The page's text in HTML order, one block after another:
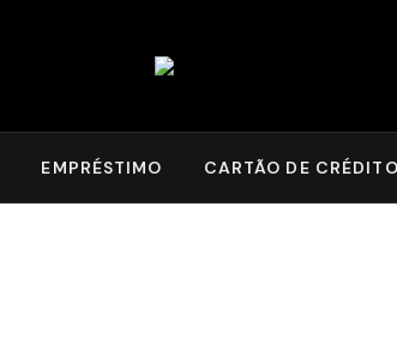
EMPRÉSTIMO CARTÃO DE CRÉDITO